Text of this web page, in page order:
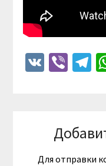
VK
Для отправки